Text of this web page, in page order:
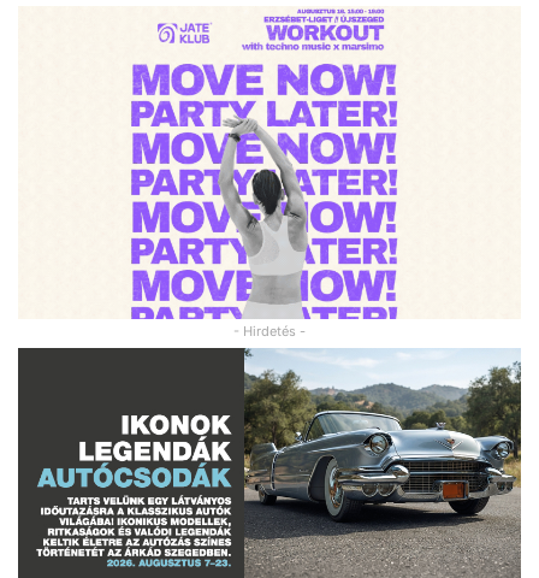
- Hirdetés -